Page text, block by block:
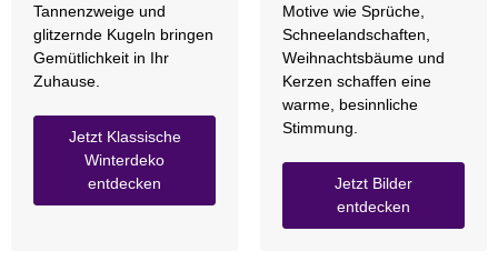
Tannenzweige und
glitzernde Kugeln bringen
Gemütlichkeit in Ihr
Zuhause.
Jetzt Klassische
Winterdeko
entdecken
Motive wie Sprüche,
Schneelandschaften,
Weihnachtsbäume und
Kerzen schaffen eine
warme, besinnliche
Stimmung.
Jetzt Bilder
entdecken